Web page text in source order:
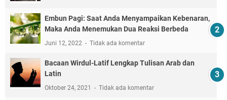
Embun Pagi: Saat Anda Menyampaikan Kebenaran,
Maka Anda Menemukan Dua Reaksi Berbeda
Juni 12, 2022 Tidak ada komentar
Bacaan Wirdul-Latif Lengkap Tulisan Arab dan
Latin
Oktober 24, 2021 Tidak ada komentar